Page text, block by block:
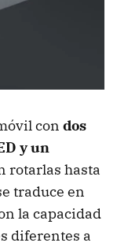
con dos
y un
rotarlas hasta
traduce en
la capacidad
diferentes a